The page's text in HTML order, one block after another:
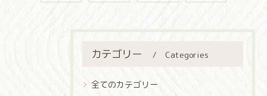
カテゴリー Categories
全てのカテゴリー